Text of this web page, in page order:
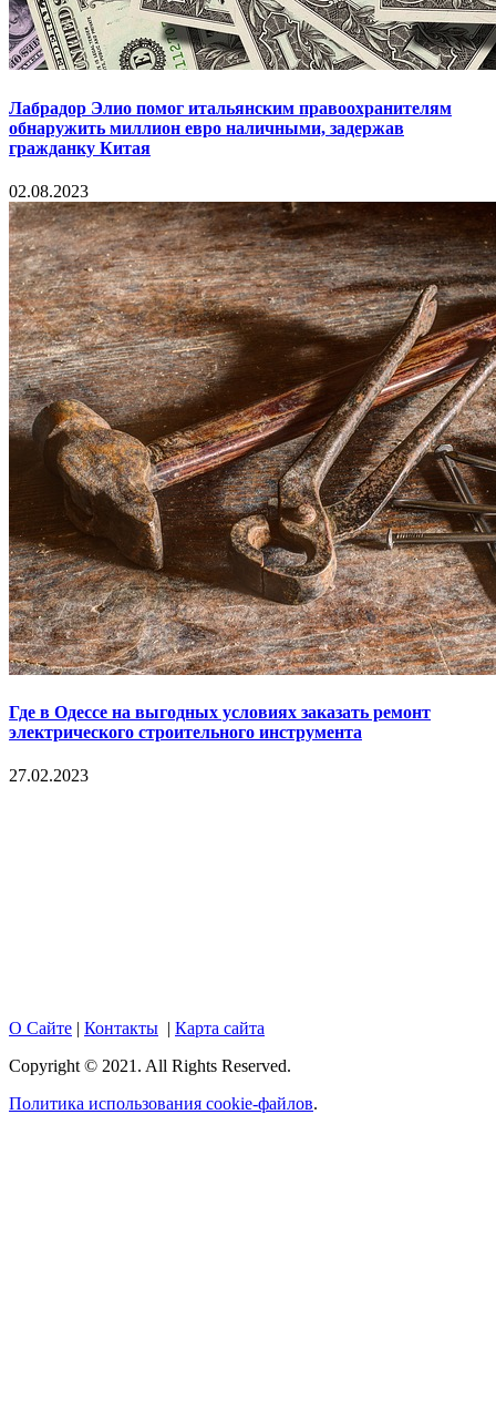
Лабрадор Элио помог итальянским правоохранителям
обнаружить миллион евро наличными, задержав
гражданку Китая
02.08.2023
Где в Одессе на выгодных условиях заказать ремонт
электрического строительного инструмента
27.02.2023
О Сайте | Контакты | Карта сайта
Copyright © 2021. All Rights Reserved.
Политика использования cookie-файлов.